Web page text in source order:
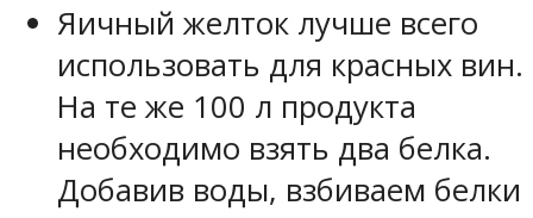
Яичный желток лучше всего
использовать для красных вин.
На те же 100 л продукта
необходимо взять два белка.
Добавив воды, взбиваем белки